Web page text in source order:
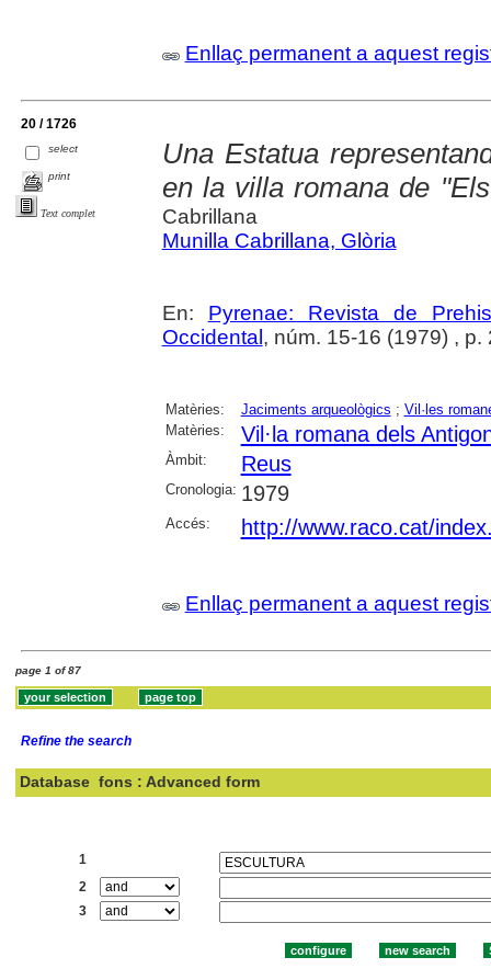
Enllaç permanent a aquest
20 / 1726
select
print
Text complet
Una Estatua
en la villa romana de
Cabrillana
Munilla Cabrillana, Glòria
En: Pyrenae: Revista de
Occidental , núm. 15-16 (1979) , p.
Matèries: Jaciments arqueològics ; Vil·les
Matèries:
Vil·la romana dels
Àmbit: Reus
Cronologia: 1979
Accés: http://www.raco.cat/
Enllaç permanent a aquest
page 1 of 87
Refine the search
Database fons : Advanced form
1
2
3